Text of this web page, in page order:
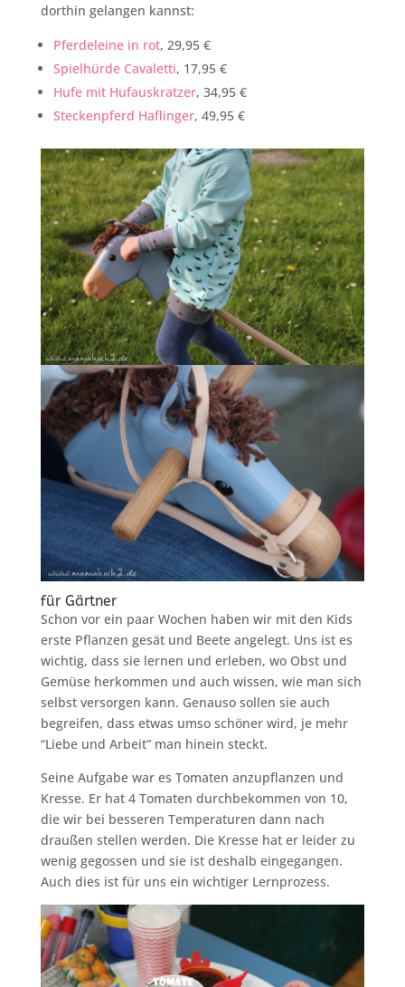
dorthin gelangen kannst:
Pferdeleine in rot, 29,95 €
Spielhürde Cavaletti, 17,95 €
Hufe mit Hufauskratzer, 34,95 €
Steckenpferd Haflinger, 49,95 €
für Gärtner
Schon vor ein paar Wochen haben wir mit den Kids
erste Pflanzen gesät und Beete angelegt. Uns ist es
wichtig, dass sie lernen und erleben, wo Obst und
Gemüse herkommen und auch wissen, wie man sich
selbst versorgen kann. Genauso sollen sie auch
begreifen, dass etwas umso schöner wird, je mehr
“Liebe und Arbeit” man hinein steckt.
Seine Aufgabe war es Tomaten anzupflanzen und
Kresse. Er hat 4 Tomaten durchbekommen von 10,
die wir bei besseren Temperaturen dann nach
draußen stellen werden. Die Kresse hat er leider zu
wenig gegossen und sie ist deshalb eingegangen.
Auch dies ist für uns ein wichtiger Lernprozess.